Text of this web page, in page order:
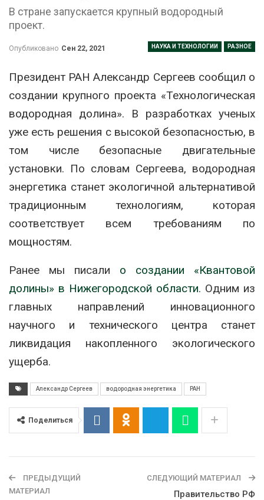
В стране запускается крупный водородный
проект.
НАУКА И ТЕХНОЛОГИИ РАЗНОЕ
Опубликовано Сен 22, 2021
Президент РАН Александр Сергеев сообщил о
создании крупного проекта «Технологическая
водородная долина». В разработках ученых
уже есть решения с высокой безопасностью, в
том числе безопасные двигательные
установки. По словам Сергеева, водородная
энергетика станет экологичной альтернативой
традиционным технологиям, которая
соответствует всем требованиям по
мощностям.
Ранее мы писали о создании «Квантовой
долины» в Нижегородской области. Одним из
главных направлений инновационного
научного и технического центра станет
ликвидация накопленного экологического
ущерба.
Александр Сергеев водородная энергетика РАН
Поделиться
ПРЕДЫДУЩИЙ
МАТЕРИАЛ
СЛЕДУЮЩИЙ МАТЕРИАЛ
Правительство РФ